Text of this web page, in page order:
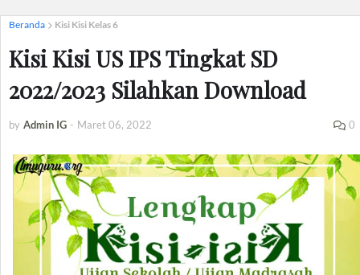
Beranda Kisi Kisi Kelas 6
Kisi Kisi US IPS Tingkat SD
2022/2023 Silahkan Download
by Admin IG - Maret 06, 2022 0